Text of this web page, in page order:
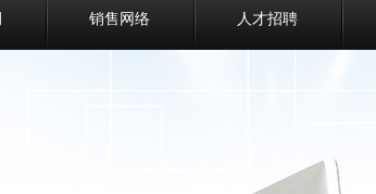
销售网络 人才招聘